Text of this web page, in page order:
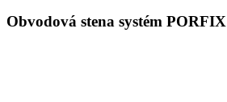
Obvodová stena systém PORFIX